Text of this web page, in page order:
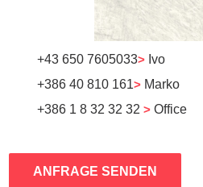
+43 650 7605033> Ivo
+386 40 810 161> Marko
+386 1 8 32 32 32> Office
ANFRAGE SENDEN